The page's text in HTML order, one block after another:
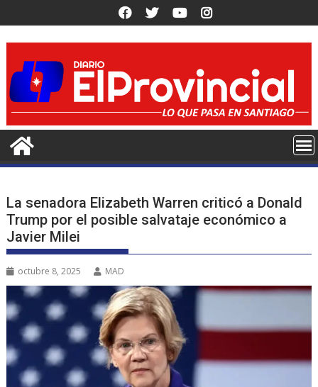
al
contenido
La senadora Elizabeth Warren criticó a Donald
Trump por el posible salvataje económico a
Javier Milei
octubre 8, 2025 MAD